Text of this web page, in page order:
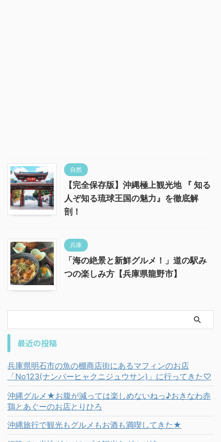
自然
【完全保存版】沖縄極上観光地 『 知る
人ぞ知る琉球王国の魅力』を徹底解
剖！
兵庫
「海の絶景と新鮮グルメ！」道の駅み
つの楽しみ方【兵庫県龍野市】
最近の投稿
兵庫県明石市の魚の棚商店街にあるマフィンのお店
「No123(ナンバーヒャクニジュウサン)」に行ってきた♡
沖縄グルメ★お腹が減っては楽しめないねっ♪おきなわ赤
鶏とあぐーのお店とりひろ
沖縄旅行で観光もグルメもお酒も満喫してきた★